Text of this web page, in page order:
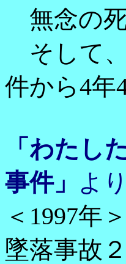
無念の死
そして
件から4年
「わたし
事件」 よ
＜1997年
墜落事故